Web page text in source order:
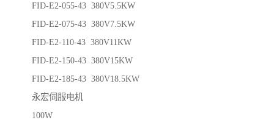
FID-E2-055-43 380V5.5KW
FID-E2-075-43 380V7.5KW
FID-E2-110-43 380V11KW
FID-E2-150-43 380V15KW
FID-E2-185-43 380V18.5KW
永宏伺服电机
100W